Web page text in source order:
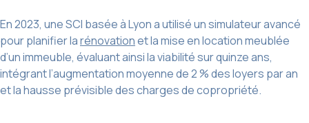
En 2023, une SCI basée à Lyon a utilisé un simulateur avancé
pour planifier larénovationet la mise en location meublée
d’un immeuble, évaluant ainsi la viabilité sur quinze ans,
intégrant l’augmentation moyenne de 2 % des loyers par an
et la hausse prévisible des charges de copropriété.